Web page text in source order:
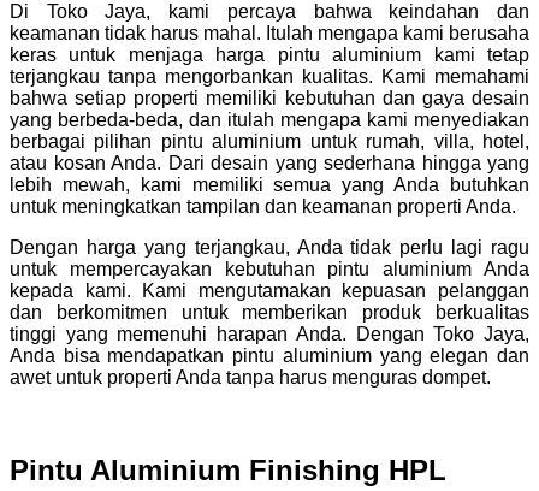
Di Toko Jaya, kami percaya bahwa keindahan dan
keamanan tidak harus mahal. Itulah mengapa kami berusaha
keras untuk menjaga harga pintu aluminium kami tetap
terjangkau tanpa mengorbankan kualitas. Kami memahami
bahwa setiap properti memiliki kebutuhan dan gaya desain
yang berbeda-beda, dan itulah mengapa kami menyediakan
berbagai pilihan pintu aluminium untuk rumah, villa, hotel,
atau kosan Anda. Dari desain yang sederhana hingga yang
lebih mewah, kami memiliki semua yang Anda butuhkan
untuk meningkatkan tampilan dan keamanan properti Anda.
Dengan harga yang terjangkau, Anda tidak perlu lagi ragu
untuk mempercayakan kebutuhan pintu aluminium Anda
kepada kami. Kami mengutamakan kepuasan pelanggan
dan berkomitmen untuk memberikan produk berkualitas
tinggi yang memenuhi harapan Anda. Dengan Toko Jaya,
Anda bisa mendapatkan pintu aluminium yang elegan dan
awet untuk properti Anda tanpa harus menguras dompet.
Pintu Aluminium Finishing HPL